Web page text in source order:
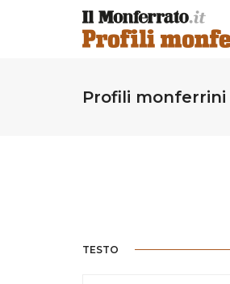
Profili monferrini
TESTO